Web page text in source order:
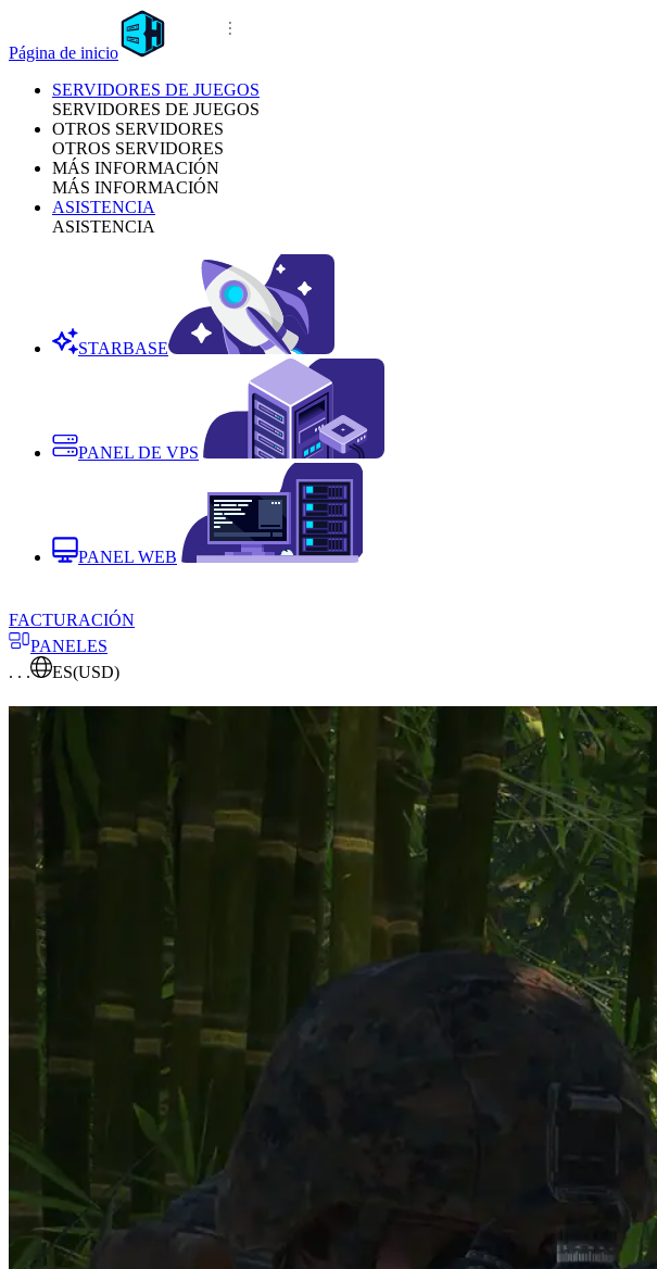
Página de inicio
SERVIDORES DE JUEGOS
SERVIDORES DE JUEGOS
OTROS SERVIDORES
OTROS SERVIDORES
MÁS INFORMACIÓN
MÁS INFORMACIÓN
ASISTENCIA
ASISTENCIA
STARBASE
PANEL DE VPS
PANEL WEB
FACTURACIÓN
PANELES
. . .
ES(USD)